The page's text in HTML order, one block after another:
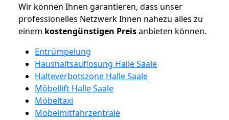
Wir können Ihnen garantieren, dass unser
professionelles Netzwerk Ihnen nahezu alles zu
einem kostengünstigen Preisanbieten können.
Entrümpelung
Haushaltsauflösung Halle Saale
Halteverbotszone Halle Saale
Möbellift Halle Saale
Möbeltaxi
Möbelmitfahrzentrale